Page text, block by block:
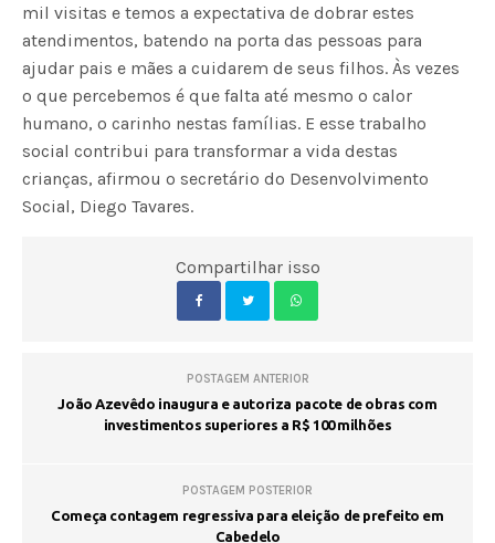
mil visitas e temos a expectativa de dobrar estes
atendimentos, batendo na porta das pessoas para
ajudar pais e mães a cuidarem de seus filhos. Às vezes
o que percebemos é que falta até mesmo o calor
humano, o carinho nestas famílias. E esse trabalho
social contribui para transformar a vida destas
crianças, afirmou o secretário do Desenvolvimento
Social, Diego Tavares.
Compartilhar isso
POSTAGEM ANTERIOR
João Azevêdo inaugura e autoriza pacote de obras com
investimentos superiores a R$ 100 milhões
POSTAGEM POSTERIOR
Começa contagem regressiva para eleição de prefeito em
Cabedelo